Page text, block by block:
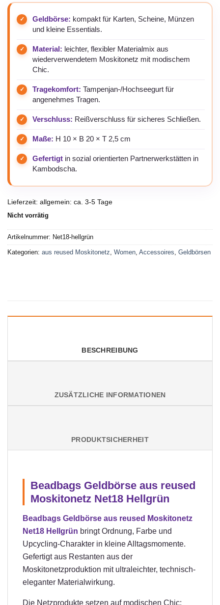
Geldbörse: kompakt für Karten, Scheine, Münzen
und kleine Essentials.
Material: leichter, flexibler Materialmix aus
wiederverwendetem Moskitonetz mit modischem
Chic.
Tragekomfort: Tampenjan-/Hochseegurt für
angenehmes Tragen.
Verschluss: Reißverschluss für sicheres Schließen.
Maße: H 10 × B 20 × T 2,5 cm
Gefertigt in sozial orientierten Partnerwerkstätten in
Kambodscha.
Lieferzeit: allgemein: ca. 3-5 Tage
Nicht vorrätig
Artikelnummer: Net18-hellgrün
Kategorien: aus reused Moskitonetz, Women, Accessoires, Geldbörsen
BESCHREIBUNG
ZUSÄTZLICHE INFORMATIONEN
PRODUKTSICHERHEIT
Beadbags Geldbörse aus reused
Moskitonetz Net18 Hellgrün
Beadbags Geldbörse aus reused Moskitonetz
Net18 Hellgrün bringt Ordnung, Farbe und
Upcycling-Charakter in kleine Alltagsmomente.
Gefertigt aus Restanten aus der
Moskitonetzproduktion mit ultraleichter, technisch-
eleganter Materialwirkung.
Die Netzprodukte setzen auf modischen Chic: